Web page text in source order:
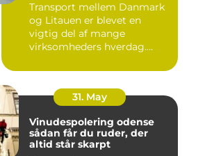
Transport mellem Danmark
og Litauen er blevet en
vigtig del af mange
virksomheders hverdag.
31. May
Vinudespolering odense
sådan får du ruder, der
altid står skarpt